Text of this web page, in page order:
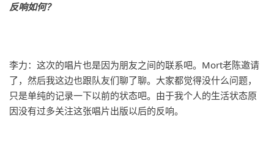
反响如何？
李力：这次的唱片也是因为朋友之间的联系吧。Mort老陈邀请
了，然后我这边也跟队友们聊了聊。大家都觉得没什么问题，
只是单纯的记录一下以前的状态吧。由于我个人的生活状态原
因没有过多关注这张唱片出版以后的反响。